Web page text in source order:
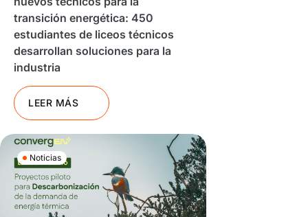
transición energética: 450
estudiantes de liceos técnicos
desarrollan soluciones para la
industria
LEER MÁS
Noticias